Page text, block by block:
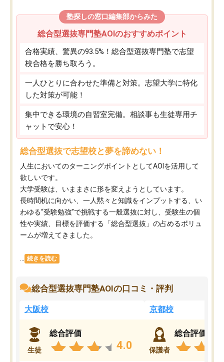
塾探しの窓口編集部からみた
総合型選抜専門塾AOIのおすすめポイント
合格実績、驚異の93.5%！総合型選抜専門塾で志望
校合格を勝ち取ろう。
一人ひとりに合わせた準備と対策。志望大学に特化
した対策が可能！
集中できる環境の自習室完備。相談事も生徒専用チ
ャットで安心！
総合型選抜で志望校と夢を諦めない！
人生においてのターニングポイントとしてAOIを活用して
欲しいです。
大学受験は、いままさに形を変えようとしています。
長時間机に向かい、一人黙々と知識をインプットする、い
わゆる“受験勉強”で挑戦する一般選抜に対し、受験生の個
性や実績、目標を評価する「総合型選抜」の占めるボリュ
ームが増えてきました。
続きを読む
総合型選抜専門塾AOIの口コミ・評判
大阪校
生徒
総合評価
4.0
京都校
保護者
総合評価